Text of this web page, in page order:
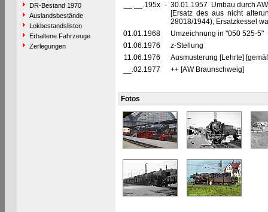
DR-Bestand 1970
Auslandsbestände
Lokbestandslisten
Erhaltene Fahrzeuge
Zerlegungen
__.__.195x - 30.01.1957 Umbau durch
[Ersatz des aus nicht
28018/1944), Ersatzkessel
01.01.1968
Umzeichnung in "050 525-5"
01.06.1976
z-Stellung
11.06.1976
Ausmusterung [Lehrte]
__.02.1977
++ [AW Braunschweig]
Fotos